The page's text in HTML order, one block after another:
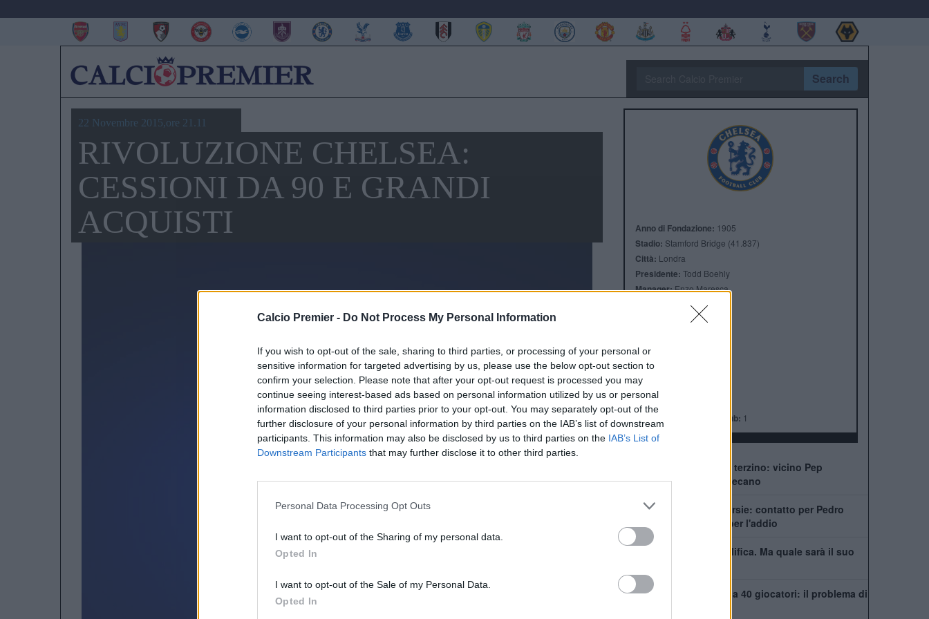
Calcio Premier - Do Not Process My Personal Information
If you wish to opt-out of the sale, sharing to third parties, or processing of your personal or
sensitive information for targeted advertising by us, please use the below opt-out section to
confirm your selection. Please note that after your opt-out request is processed you may
continue seeing interest-based ads based on personal information utilized by us or personal
information disclosed to third parties prior to your opt-out. You may separately opt-out of the
further disclosure of your personal information by third parties on the IAB’s list of downstream
participants. This information may also be disclosed by us to third parties on the IAB’s List of
Downstream Participants that may further disclose it to other third parties.
Personal Data Processing Opt Outs
I want to opt-out of the Sharing of my personal data.
Opted In
I want to opt-out of the Sale of my Personal Data.
Opted In
Search
22 Novembre 2015,ore 21.11
RIVOLUZIONE CHELSEA:
CESSIONI DA 90 E GRANDI
ACQUISTI
Anno di Fondazione: 1905
Stadio: Stamford Bridge (41.837)
Città: Londra
Presidente: Todd Boehly
Manager:Enzo Maresca
Premier League:
6
League Cup:
FA Community Shield:
Champions League:
Supercoppa Europea:
Coppa del Mondo per Club: 1
Chelsea, ecco il nuovo terzino: vicino Pep
Chavarría dal Rayo Vallecano
City scatenato sulle corsie: contatto per Pedro
Neto, Savinho spinge per l'addio
Mudryk, stop alla squalifica. Ma quale sarà il suo
Chelsea, rosa infinita da 40 giocatori: il problema di